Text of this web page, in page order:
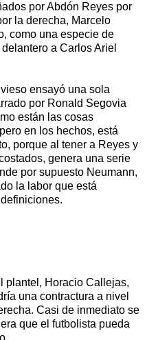
por Abdón Reyes por
la derecha, Marcelo
como una especie de
a Carlos Ariel
ensayó una sola
por Ronald Segovia
están las cosas
en los hechos, está
porque al tener a Reyes y
genera una serie
por supuesto Neumann,
la labor que está
plantel, Horacio Callejas,
una contractura a nivel
Casi de inmediato se
que el futbolista pueda